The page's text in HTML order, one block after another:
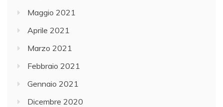
Maggio 2021
Aprile 2021
Marzo 2021
Febbraio 2021
Gennaio 2021
Dicembre 2020